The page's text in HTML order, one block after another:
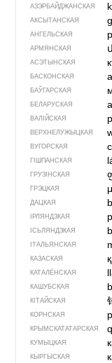
АЗЭРБАЙДЖАН­СКАЯ
АКСЫТАНСКАЯ
АНГЕЛЬСКАЯ
АРМЯНСКАЯ
АСЭТЫНСКАЯ
БАСКОНСКАЯ
БАЎГАРСКАЯ
БЕЛАРУСКАЯ
ВАЛІЙСКАЯ
ВЕРХНЕЛУЖЫЦКАЯ
ВУГОРСКАЯ
ГІШПАНСКАЯ
ГРУЗІНСКАЯ
ГРЭЦКАЯ
ДАЦКАЯ
ІРЛЯНДЗКАЯ
ІСЬЛЯНДЗКАЯ
ІТАЛЬЯНСКАЯ
КАЗАСКАЯ
КАТАЛЁНСКАЯ
КАШУБСКАЯ
КІТАЙСКАЯ
КОРНСКАЯ
КРЫМСКАТАТАРСКАЯ
КУМЫЦКАЯ
КЫРГЫСКАЯ